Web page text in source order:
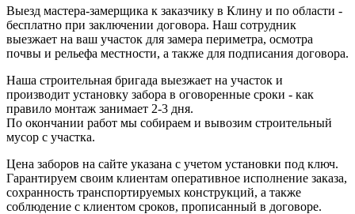
Выезд мастера-замерщика к заказчику в Клину и по области -
бесплатно при заключении договора. Наш сотрудник
выезжает на ваш участок для замера периметра, осмотра
почвы и рельефа местности, а также для подписания договора.
Наша строительная бригада выезжает на участок и
производит установку забора в оговоренные сроки - как
правило монтаж занимает 2-3 дня.
По окончании работ мы собираем и вывозим строительный
мусор с участка.
Цена заборов на сайте указана с учетом установки под ключ.
Гарантируем своим клиентам оперативное исполнение заказа,
сохранность транспортируемых конструкций, а также
соблюдение с клиентом сроков, прописанный в договоре.